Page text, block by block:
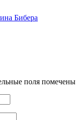
Бибера
поля